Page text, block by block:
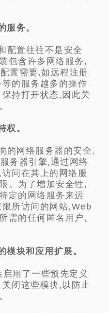
服务。
配置往往不是安全
包含许多网络服务,
置需要,如远程注册
的服务越多的操作
持打开状态,因此关
权。
的网络服务器的安全,
务器引擎,通过网络
问在其上的网络服
。为了增加安全性,
定的网络服务来运
所访问的网站,Web
需的任何匿名用户。
模块和应用扩展。
用了一些预先定义
闭这些模块,以防止